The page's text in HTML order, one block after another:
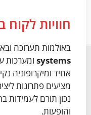
חוויות לקוח
באולמות תערוכה
systems ומערכות
מציעים פתרונות
נכון תורם לעמידות
והופעות.